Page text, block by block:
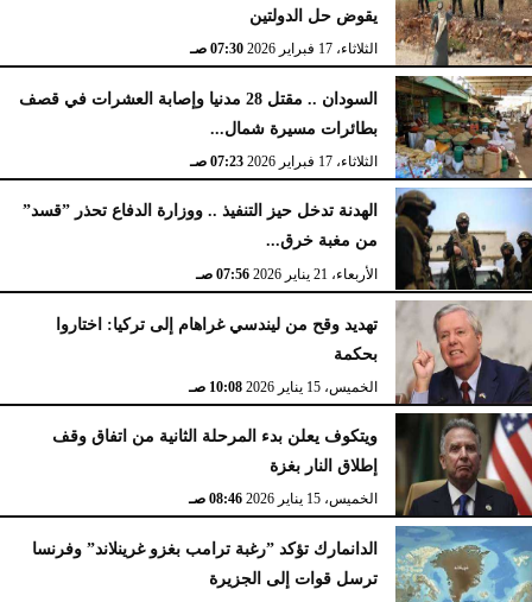
يقوض حل الدولتين
الثلاثاء، 17 فبراير 2026 07:30 صـ
السودان .. مقتل 28 مدنيا وإصابة العشرات في قصف
بطائرات مسيرة شمال...
الثلاثاء، 17 فبراير 2026 07:23 صـ
الهدنة تدخل حيز التنفيذ .. ووزارة الدفاع تحذر ”قسد”
من مغبة خرق...
الأربعاء، 21 يناير 2026 07:56 صـ
تهديد وقح من ليندسي غراهام إلى تركيا: اختاروا
بحكمة
الخميس، 15 يناير 2026 10:08 صـ
ويتكوف يعلن بدء المرحلة الثانية من اتفاق وقف
إطلاق النار بغزة
الخميس، 15 يناير 2026 08:46 صـ
الدانمارك تؤكد ”رغبة ترامب بغزو غرينلاند” وفرنسا
ترسل قوات إلى الجزيرة